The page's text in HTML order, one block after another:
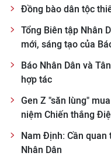
TIN ĐỊA PHƯƠNG
Trung du và miền
Đồng bằng sông
Bắc Trung Bộ
Duyên hải Nam
Đông Nam Bộ
Đồng bào dân tộc
Tổng Biên tập Nhân
mới, sáng tạo của
Báo Nhân Dân và
hợp tác
Gen Z "săn lùng"
niệm Chiến thắng
Nam Định: Cần quan
Nhân Dân